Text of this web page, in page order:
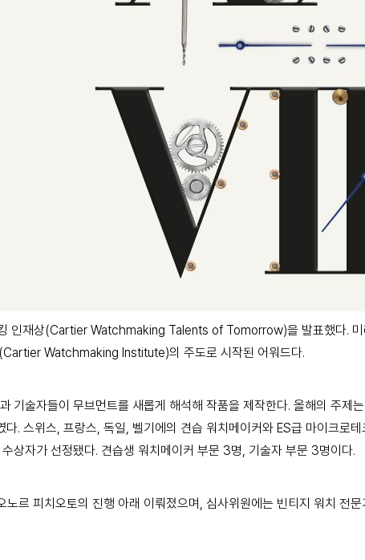
인재상(Cartier Watchmaking Talents of Tomorrow)을 발표했다. 미
Watchmaking Institute)의 주도로 시작된 어워드다.
기술자들이 무브먼트를 새롭게 해석해 작품을 제작한다. 올해의 주
스위스, 프랑스, 독일, 벨기에의 견습 워치메이커와 ES급 마이크로
상자가 선정됐다. 견습생 워치메이커 부문 3명, 기술자 부문 3명이다.
노르 피치오토의 진행 아래 이뤄졌으며, 심사위원에는 빈티지 워치 전